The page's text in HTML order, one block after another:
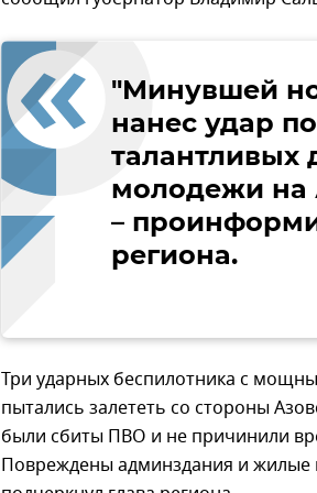
"Минувшей
нанес удар
талантливых
молодежи на
–
региона.
Три ударных беспилотника с
пытались залететь со стороны
были сбиты ПВО и не причинили
Повреждены админздания и жилые